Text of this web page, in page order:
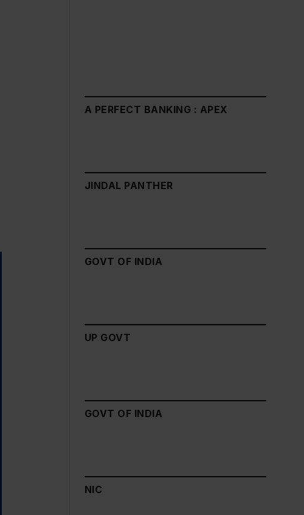
A PERFECT BANKING : APEX
JINDAL PANTHER
GOVT OF INDIA
UP GOVT
GOVT OF INDIA
NIC